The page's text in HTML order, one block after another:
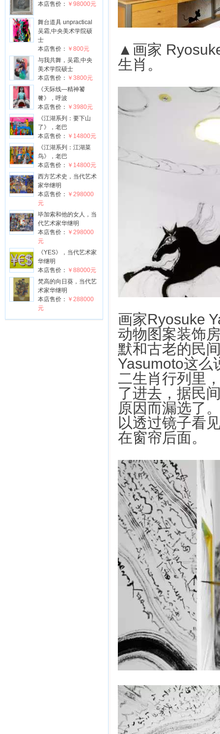
本店售价： ￥98000元
舞台道具 unpractical
吴霜,中央美术学院硕
士
本店售价： ￥800元
与我共舞，吴霜,中央
美术学院硕士
本店售价： ￥3800元
《天际线—精神饕
餮》，呼波
本店售价： ￥3980元
《江湖系列：要下山
了》，老巴
本店售价： ￥14800元
《江湖系列：江湖菜
鸟》，老巴
本店售价： ￥14800元
西方艺术史，当代艺术
家华继明
本店售价： ￥298000
元
毕加索和他的女人，当
代艺术家华继明
本店售价： ￥298000
元
《YES》，当代艺术家
华继明
本店售价： ￥88000元
梵高的向日葵，当代艺
术家华继明
本店售价： ￥288000
元
▲画家
生肖。
画家Ryosuke
动物图案装饰
默和古老的民
Yasumoto这么
二生肖行列里
了进去，据民
原因而漏选了
以透过镜子看
在窗帘后面。